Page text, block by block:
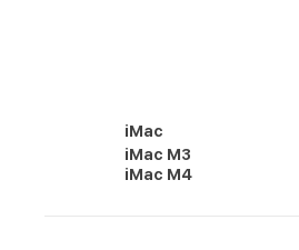
iMac
iMac M3
iMac M4